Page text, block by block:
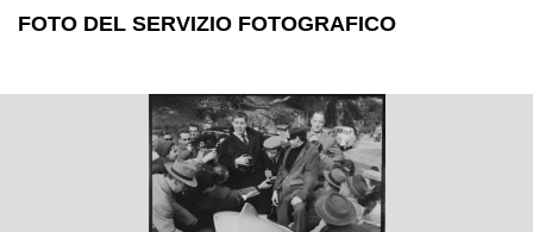
FOTO DEL SERVIZIO FOTOGRAFICO